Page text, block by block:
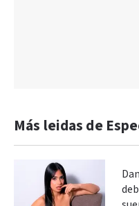
Más leidas de